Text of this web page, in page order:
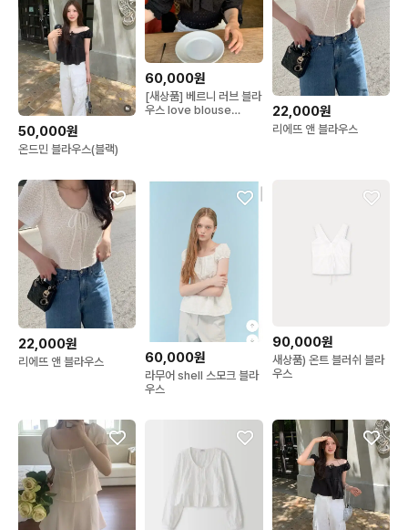
50,000원
온드민 블라우스(블랙)
60,000원
[새상품] 베르니 러브 블라
우스 love blouse
22,000원
리에뜨 앤 블라우스
22,000원
리에뜨 앤 블라우스 60,000원
라무어 shell 스모크 블라
우스
90,000원
새상품) 온트 블러쉬 블라
우스